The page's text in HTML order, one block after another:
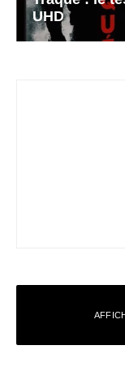
UHD